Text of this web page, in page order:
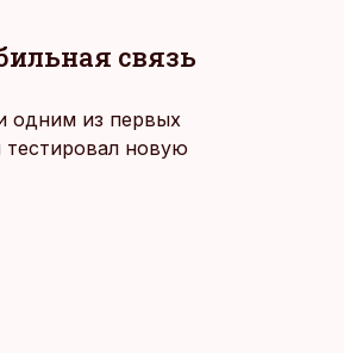
связь
одним из первых
новую